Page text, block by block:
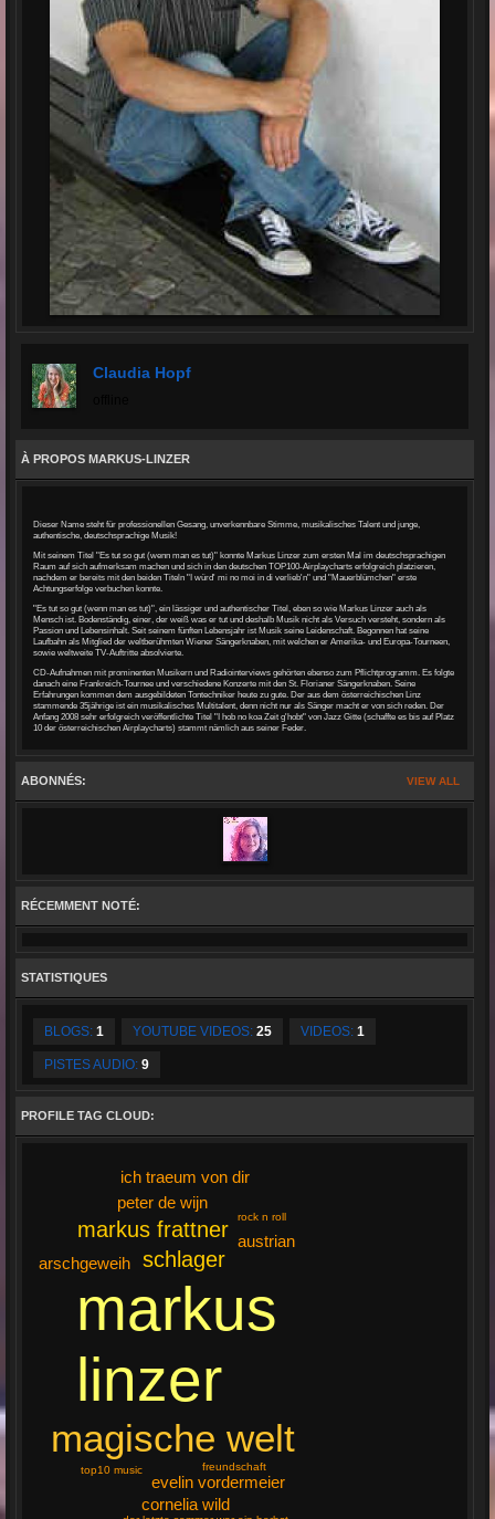
Claudia Hopf
À PROPOS MARKUS-LINZER
Dieser Name steht für professionellen Gesang, unverkennbare Stimme, musikalisches Talent und junge,
authentische, deutschsprachige Musik!
Mit seinem Titel "Es tut so gut (wenn man es tut)" konnte Markus Linzer zum ersten Mal im deutschsprachigen
Raum auf sich aufmerksam machen und sich in den deutschen TOP100-Airplaycharts erfolgreich platzieren,
nachdem er bereits mit den beiden Titeln "I würd' mi no moi in di verlieb'n" und "Mauerblümchen" erste
Achtungserfolge verbuchen konnte.
"Es tut so gut (wenn man es tut)", ein lässiger und authentischer Titel, eben so wie Markus Linzer auch als
Mensch ist. Bodenständig, einer, der weiß was er tut und deshalb Musik nicht als Versuch versteht, sondern als
Passion und Lebensinhalt. Seit seinem fünften Lebensjahr ist Musik seine Leidenschaft. Begonnen hat seine
Laufbahn als Mitglied der weltberühmten Wiener Sängerknaben, mit welchen er Amerika- und Europa-Tourneen,
sowie weltweite TV-Auftritte absolvierte.
CD-Aufnahmen mit prominenten Musikern und Radiointerviews gehörten ebenso zum Pflichtprogramm. Es folgte
danach eine Frankreich-Tournee und verschiedene Konzerte mit den St. Florianer Sängerknaben. Seine
Erfahrungen kommen dem ausgebildeten Tontechniker heute zu gute. Der aus dem österreichischen Linz
stammende 35jährige ist ein musikalisches Multitalent, denn nicht nur als Sänger macht er von sich reden. Der
Anfang 2008 sehr erfolgreich veröffentlichte Titel "I hob no koa Zeit g'hobt" von Jazz Gitte (schaffte es bis auf Platz
10 der österreichischen Airplaycharts) stammt nämlich aus seiner Feder.
VIEW ALL
ABONNÉS:
RÉCEMMENT NOTÉ:
STATISTIQUES
BLOGS: 1 YOUTUBE VIDEOS: 25 VIDEOS: 1
PISTES AUDIO: 9
PROFILE TAG CLOUD:
markus
linzer
magische welt
schlager
markus frattner
peter de wijn
evelin vordermeier
ich traeum von dir
austrian
cornelia wild
arschgeweih
top10 music
rock n roll
freundschaft